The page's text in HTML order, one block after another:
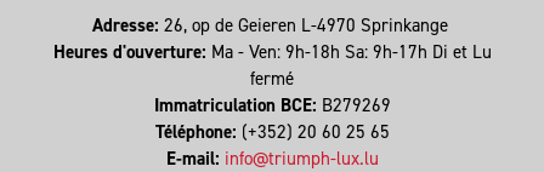
Adresse: 26, op de Geieren L-4970 Sprinkange
Heures d'ouverture: Ma - Ven: 9h-18h Sa: 9h-17h Di et Lu
fermé
Immatriculation BCE: B279269
Téléphone: (+352) 20 60 25 65
E-mail: info@triumph-lux.lu